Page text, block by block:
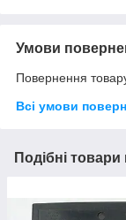
Умови
Повернення
Всі умови
Подібні товари